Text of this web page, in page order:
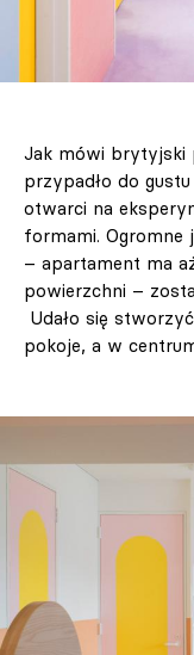
Jak mówi brytyjski
przypadło do
otwarci na
formami. Ogromne
– apartament ma
powierzchni –
Udało się
pokoje, a w